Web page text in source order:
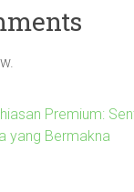
Premium:
yang Bermakna